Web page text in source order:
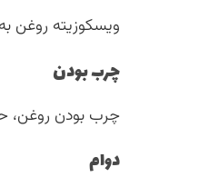
ویسکوزیته روغن
چرب بودن
چرب بودن روغن،
دوام